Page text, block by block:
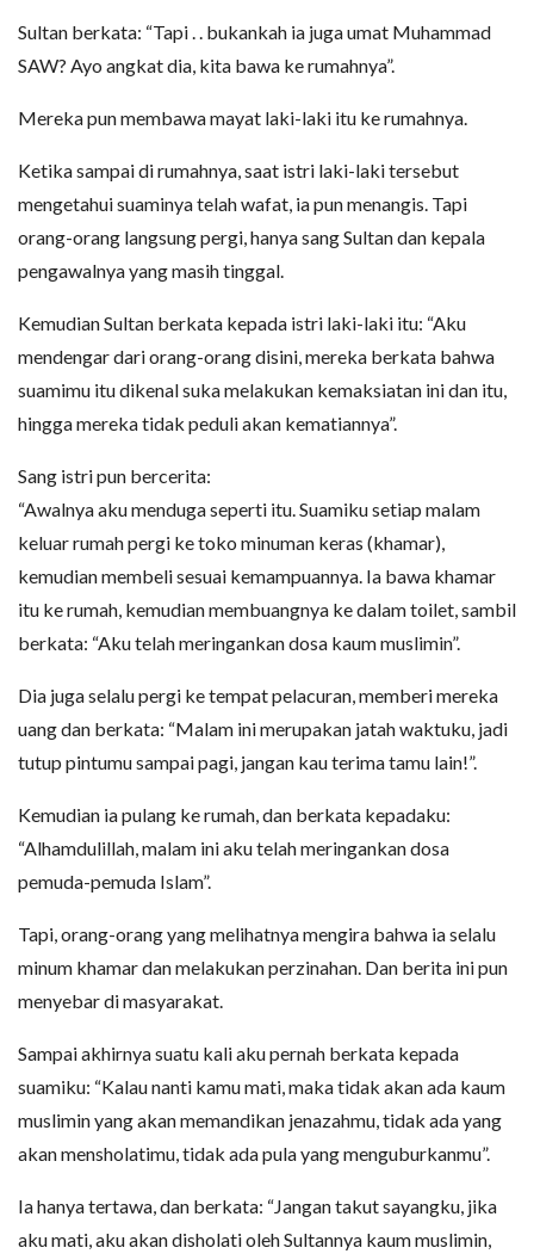
Sultan berkata: “Tapi . . bukankah ia juga umat Muhammad
SAW? Ayo angkat dia, kita bawa ke rumahnya”.
Mereka pun membawa mayat laki-laki itu ke rumahnya.
Ketika sampai di rumahnya, saat istri laki-laki tersebut
mengetahui suaminya telah wafat, ia pun menangis. Tapi
orang-orang langsung pergi, hanya sang Sultan dan kepala
pengawalnya yang masih tinggal.
Kemudian Sultan berkata kepada istri laki-laki itu: “Aku
mendengar dari orang-orang disini, mereka berkata bahwa
suamimu itu dikenal suka melakukan kemaksiatan ini dan itu,
hingga mereka tidak peduli akan kematiannya”.
Sang istri pun bercerita:
“Awalnya aku menduga seperti itu. Suamiku setiap malam
keluar rumah pergi ke toko minuman keras (khamar),
kemudian membeli sesuai kemampuannya. Ia bawa khamar
itu ke rumah, kemudian membuangnya ke dalam toilet, sambil
berkata: “Aku telah meringankan dosa kaum muslimin”.
Dia juga selalu pergi ke tempat pelacuran, memberi mereka
uang dan berkata: “Malam ini merupakan jatah waktuku, jadi
tutup pintumu sampai pagi, jangan kau terima tamu lain!”.
Kemudian ia pulang ke rumah, dan berkata kepadaku:
“Alhamdulillah, malam ini aku telah meringankan dosa
pemuda-pemuda Islam”.
Tapi, orang-orang yang melihatnya mengira bahwa ia selalu
minum khamar dan melakukan perzinahan. Dan berita ini pun
menyebar di masyarakat.
Sampai akhirnya suatu kali aku pernah berkata kepada
suamiku: “Kalau nanti kamu mati, maka tidak akan ada kaum
muslimin yang akan memandikan jenazahmu, tidak ada yang
akan mensholatimu, tidak ada pula yang menguburkanmu”.
Ia hanya tertawa, dan berkata: “Jangan takut sayangku, jika
aku mati, aku akan disholati oleh Sultannya kaum muslimin,